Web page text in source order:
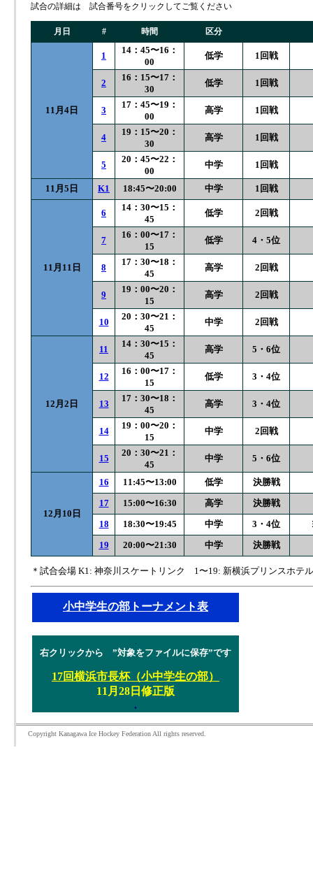
試合の詳細は 試合番号をクリックしてご覧ください
月日 # 時間 区分
11月4日
1
14：45〜16：
00
低学 1回戦
2
16：15〜17：
30
低学 1回戦
3
17：45〜19：
00
高学 1回戦
4
19：15〜20：
30
高学 1回戦
5
20：45〜22：
00
中学 1回戦
11月5日 K1 18:45〜20:00 中学 1回戦
11月11日
6
14：30〜15：
45
低学 2回戦
7
16：00〜17：
15
低学 4・5位
8
17：30〜18：
45
高学 2回戦
9
19：00〜20：
15
高学 2回戦
10
20：30〜21：
45
中学 2回戦
12月2日
11
14：30〜15：
45
高学 5・6位
12
16：00〜17：
15
低学 3・4位
13
17：30〜18：
45
高学 3・4位
14
19：00〜20：
15
中学 2回戦
15
20：30〜21：
45
中学 5・6位
12月10日
16 11:45〜13:00 低学
決勝戦
17
15:00〜16:30 高学
決勝戦
18
18:30〜19:45 中学 3・4位
19
20:00〜21:30 中学 決勝戦
＊試合会場 K1: 神奈川スケートリンク 1〜19: 新横浜プリンスホテ
小中学生の部トーナメント表
右クリックから ”対象をファイルに保存”です
17回横浜市長杯（小中学生の部）
11月28日修正版
.
Copyright Kanagawa Ice Hockey Federation All rights reserved.